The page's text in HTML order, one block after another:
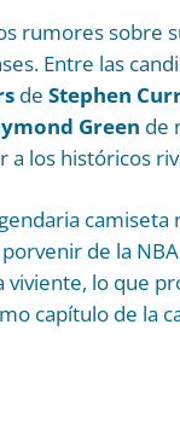
rumores sobre
Entre las
de Stephen
Green de
a los históricos
camiseta
de la
viviente, lo que
capítulo de la